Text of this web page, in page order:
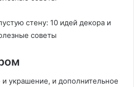
украшение, и дополнительное